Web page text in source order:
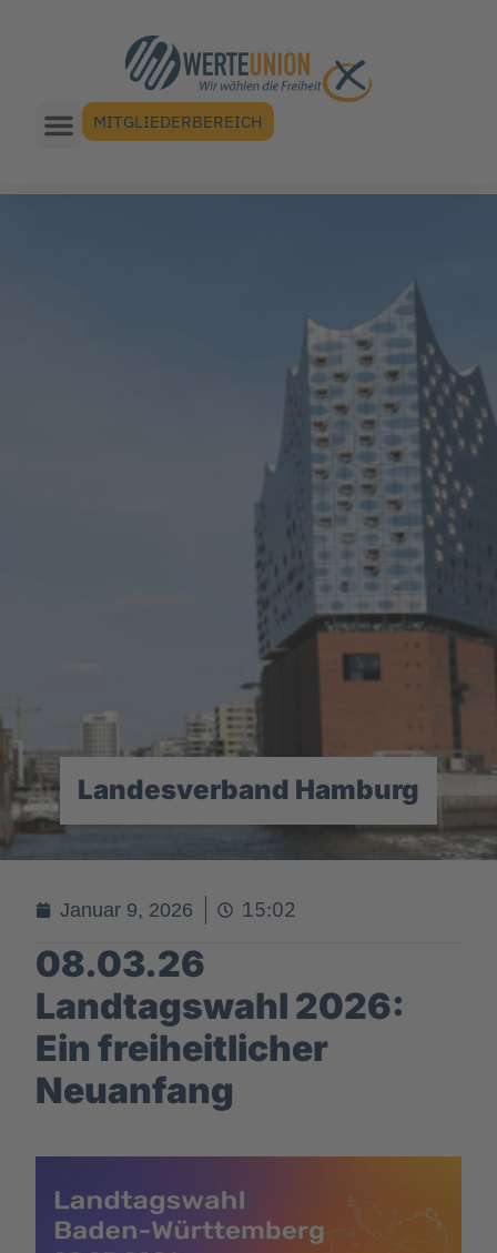
MITGLIEDERBEREICH
Landesverband Hamburg
Januar 9, 2026 15:02
08.03.26
Landtagswahl 2026:
Ein freiheitlicher
Neuanfang